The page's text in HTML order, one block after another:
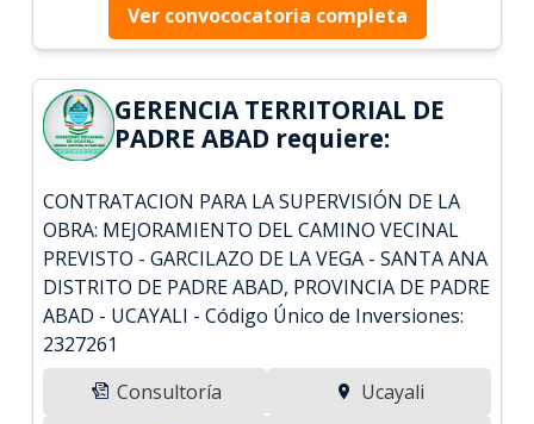
Ver convococatoria completa
GERENCIA TERRITORIAL DE
PADRE ABAD requiere:
CONTRATACION PARA LA SUPERVISIÓN DE LA
OBRA: MEJORAMIENTO DEL CAMINO VECINAL
PREVISTO - GARCILAZO DE LA VEGA - SANTA ANA
DISTRITO DE PADRE ABAD, PROVINCIA DE PADRE
ABAD - UCAYALI - Código Único de Inversiones:
2327261
Consultoría
Ucayali